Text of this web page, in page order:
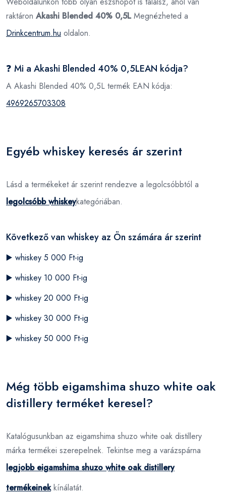
raktáron Akashi Blended 40% 0,5LMegnézheted a
Drinkcentrum.hu oldalon.
❓ Mi a Akashi Blended 40% 0,5LEAN kódja?
A Akashi Blended 40% 0,5L termék EAN kódja:
4969265703308
Egyéb whiskey keresés ár szerint
Lásd a termékeket ár szerint rendezve a legolcsóbbtól a
legolcsóbb whiskeykategóriában.
Következő van whiskey az Ön számára ár szerint
▶️ whiskey 5 000 Ft-ig
▶️ whiskey 10 000 Ft-ig
▶️ whiskey 20 000 Ft-ig
▶️ whiskey 30 000 Ft-ig
▶️ whiskey 50 000 Ft-ig
Még több eigamshima shuzo white oak
distillery terméket keresel?
Katalógusunkban az eigamshima shuzo white oak distillery
márka termékei szerepelnek. Tekintse meg a varázspárna
legjobb eigamshima shuzo white oak distillery
termékeinekkínálatát.